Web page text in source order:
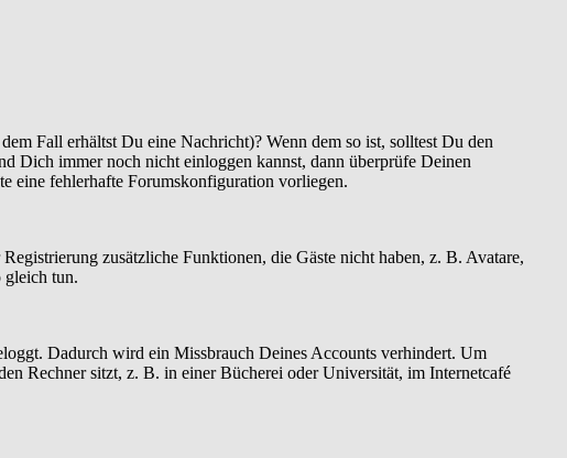
Fall erhältst Du eine Nachricht)? Wenn dem so ist, solltest Du den
Dich immer noch nicht einloggen kannst, dann überprüfe Deinen
eine fehlerhafte Forumskonfiguration vorliegen.
zusätzliche Funktionen, die Gäste nicht haben, z. B. Avatare,
gleich tun.
Dadurch wird ein Missbrauch Deines Accounts verhindert. Um
Rechner sitzt, z. B. in einer Bücherei oder Universität, im Internetcafé